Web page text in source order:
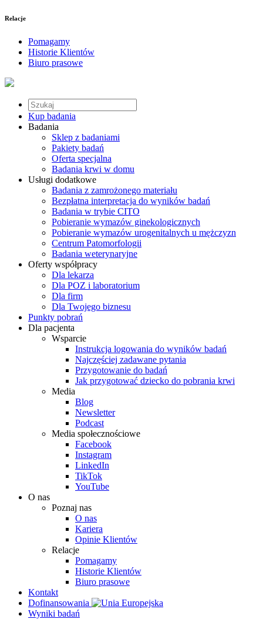
Relacje
Pomagamy
Historie Klientów
Biuro prasowe
Kup badania
Badania
Sklep z badaniami
Pakiety badań
Oferta specjalna
Badania krwi w domu
Usługi dodatkowe
Badania z zamrożonego materiału
Bezpłatna interpretacja do wyników badań
Badania w trybie CITO
Pobieranie wymazów ginekologicznych
Pobieranie wymazów urogenitalnych u mężczyzn
Centrum Patomorfologii
Badania weterynaryjne
Oferty współpracy
Dla lekarza
Dla POZ i laboratorium
Dla firm
Dla Twojego biznesu
Punkty pobrań
Dla pacjenta
Wsparcie
Instrukcja logowania do wyników badań
Najczęściej zadawane pytania
Przygotowanie do badań
Jak przygotować dziecko do pobrania krwi
Media
Blog
Newsletter
Podcast
Media społecznościowe
Facebook
Instagram
LinkedIn
TikTok
YouTube
O nas
Poznaj nas
O nas
Kariera
Opinie Klientów
Relacje
Pomagamy
Historie Klientów
Biuro prasowe
Kontakt
Dofinansowania
Wyniki badań